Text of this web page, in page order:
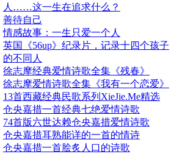
人……这一生在追求什么？
善待自己
情感故事：一生只爱一个人
英国《56up》纪录片，记录十四个孩子
的不同人
徐志摩经典爱情诗歌全集《残春》
徐志摩爱情诗歌全集《我有一个恋爱》
13首西藏经典民歌系列XieJie.Me精选
仓央嘉措一首经典七绝爱情诗歌
74首版六世达赖仓央嘉措爱情诗歌
仓央嘉措耳熟能详的一首的情诗
仓央嘉措一首脍炙人口的诗歌